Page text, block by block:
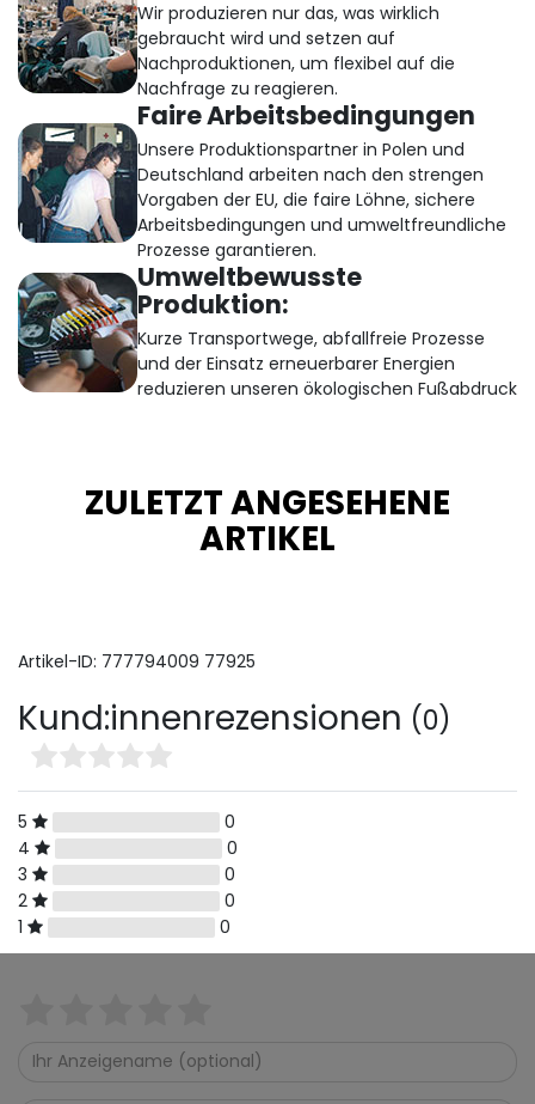
Wir produzieren nur das, was wirklich
gebraucht wird und setzen auf
Nachproduktionen, um flexibel auf die
Nachfrage zu reagieren.
Faire Arbeitsbedingungen
Unsere Produktionspartner in Polen und
Deutschland arbeiten nach den strengen
Vorgaben der EU, die faire Löhne, sichere
Arbeitsbedingungen und umweltfreundliche
Prozesse garantieren.
Umweltbewusste
Produktion:
Kurze Transportwege, abfallfreie Prozesse
und der Einsatz erneuerbarer Energien
reduzieren unseren ökologischen Fußabdruck
ZULETZT ANGESEHENE
ARTIKEL
Artikel-ID: 777794009 77925
Kund:innenrezensionen (0)
5
0
4
0
3
0
2
0
1
0